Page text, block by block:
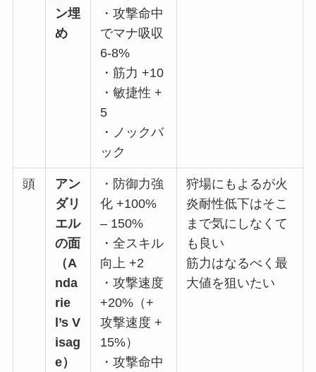
ン埋
め
・攻撃命中
でマナ吸収
6-8%
・筋力 +10
・敏捷性 +
5
・ノックバ
ック
頭
アン
ダリ
エル
の面
（A
nda
rie
l’s V
isag
e）
・防御力強
化 +100%
– 150%
・全スキル
向上 +2
・攻撃速度
+20%（+
攻撃速度 +
15%）
・攻撃命中
狩場にもよるが火
炎耐性低下はそこ
まで気にしなくて
も良い
筋力はなるべく最
大値を狙いたい